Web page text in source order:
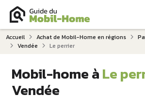
Accueil Achat de Mobil-Home en régions
Vendée
Le perrier
Mobil-home àLe
Vendée